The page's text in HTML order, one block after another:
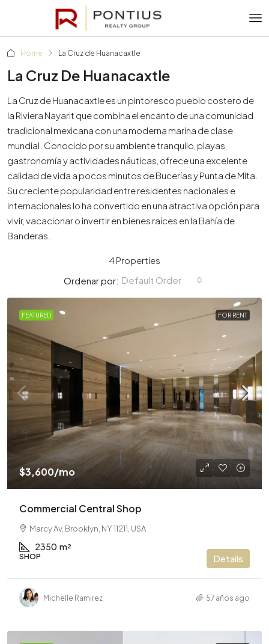
Home La Cruz de Huanacaxtle
La Cruz De Huanacaxtle
La Cruz de Huanacaxtle es un pintoresco pueblo costero de
la Riviera Nayarit que combina el encanto de una comunidad
tradicional mexicana con una moderna marina de clase
mundial. Conocido por su ambiente tranquilo, playas,
gastronomía y actividades náuticas, ofrece una excelente
calidad de vida a pocos minutos de Bucerías y Punta de Mita.
Su creciente popularidad entre residentes nacionales e
internacionales lo ha convertido en una atractiva opción para
vivir, vacacionar o invertir en bienes raíces en la Bahía de
Banderas.
4 Properties
Ordenar por: Default Order
FEATURED FOR RENT
$3,600/mo
Commercial Central Shop
Marcy Av, Brooklyn, NY 11211, USA
2350 m²
SHOP Details
Michelle Ramirez 57 años ago